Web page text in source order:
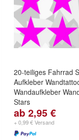
20-teiliges Fahrrad
Aufkleber
Wandaufkleber
Stars
Farbe: Schwarz
undweitere ...
ab 2,95 €
+ 0,99 € Versand